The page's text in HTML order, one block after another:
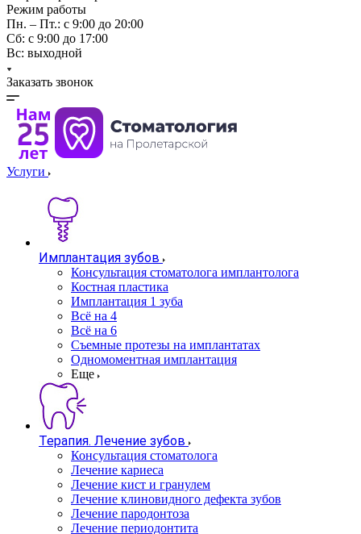
Режим работы
Пн. – Пт.: с 9:00 до 20:00
Cб: с 9:00 до 17:00
Вс: выходной
Заказать звонок
Услуги
Имплантация зубов
Консультация стоматолога имплантолога
Костная пластика
Имплантация 1 зуба
Всё на 4
Всё на 6
Съемные протезы на имплантатах
Одномоментная имплантация
Еще
Терапия. Лечение зубов
Консультация стоматолога
Лечение кариеса
Лечение кист и гранулем
Лечение клиновидного дефекта зубов
Лечение пародонтоза
Лечение периодонтита